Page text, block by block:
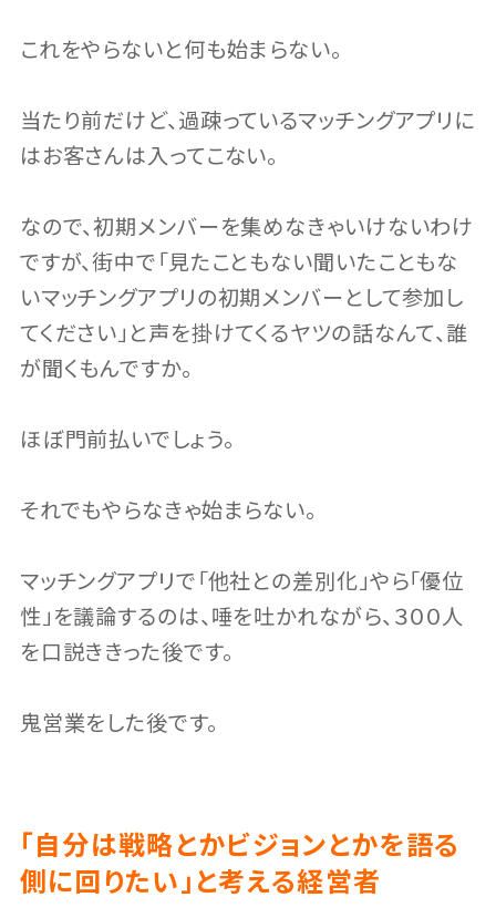
これをやらないと何も始まらない。
当たり前だけど、過疎っているマッチングアプリに
はお客さんは入ってこない。
なので、初期メンバーを集めなきゃいけないわけ
ですが、街中で「見たこともない聞いたこともな
いマッチングアプリの初期メンバーとして参加し
てください」と声を掛けてくるヤツの話なんて、誰
が聞くもんですか。
ほぼ門前払いでしょう。
それでもやらなきゃ始まらない。
マッチングアプリで「他社との差別化」やら「優位
性」を議論するのは、唾を吐かれながら、３００人
を口説ききった後です。
鬼営業をした後です。
「自分は戦略とかビジョンとかを語る
側に回りたい」と考える経営者